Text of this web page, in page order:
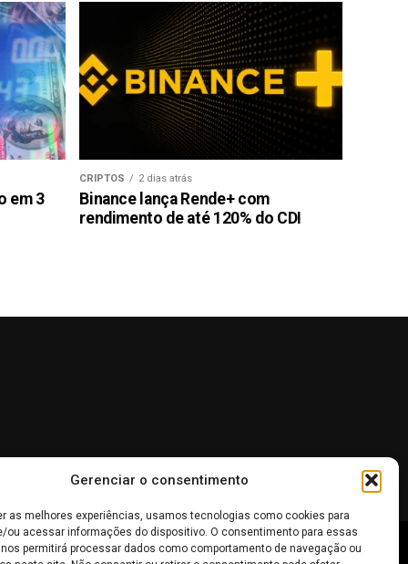
Gerenciar o consentimento
as melhores experiências, usamos tecnologias como cookies para
ou acessar informações do dispositivo. O consentimento para essas
permitirá processar dados como comportamento de navegação ou
em 3
CRIPTOS 2 dias atrás
Binance lança Rende+ com
rendimento de até 120% do CDI